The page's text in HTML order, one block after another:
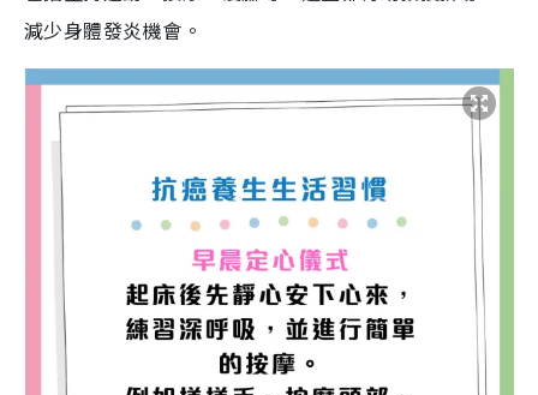
減少身體發炎機會。